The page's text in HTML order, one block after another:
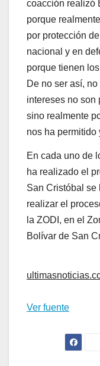
San Cristóbal
realizar el
la ZODI, en el
Bolívar de San
Ver fuente
de
Hallaron
dos hombres